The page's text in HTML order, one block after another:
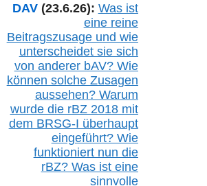
DAV (23.6.26): Was ist
eine reine
Beitragszusage und wie
unterscheidet sie sich
von anderer bAV? Wie
können solche Zusagen
aussehen? Warum
wurde die rBZ2018 mit
dem BRSG-I überhaupt
eingeführt? Wie
funktioniert nun die
rBZ? Was ist eine
sinnvolle